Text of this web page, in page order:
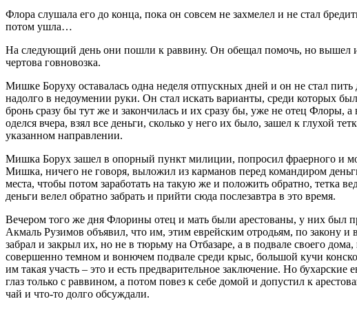
Флора слушала его до конца, пока он совсем не захмелел и не стал
потом ушла…
На следующий день они пошли к раввину. Он обещал помочь, но вышел
чертова говновозка.
Мишке Боруху оставалась одна неделя отпускных дней и он не стал
надолго в недоумении руки. Он стал искать варианты, среди которых
бронь сразу бы тут же и закончилась и их сразу бы, уже не отец Флоры,
оделся вчера, взял все деньги, сколько у него их было, зашел к глухой
указанном направлении.
Мишка Борух зашел в опорный пункт милиции, попросил фраерного и
Мишка, ничего не говоря, выложил из карманов перед командиром
места, чтобы потом заработать на такую же и положить обратно, тетка
деньги велел обратно забрать и прийти сюда послезавтра в это время.
Вечером того же дня Флорины отец и мать были арестованы, у них был
Акмаль Рузимов объявил, что им, этим еврейским отродьям, по закону
забрал и закрыл их, но не в тюрьму на Отбазаре, а в подвале своего
совершенно темном и вонючем подвале среди крыс, большой кучи
им такая участь – это и есть предварительное заключение. Но
глаз только с раввином, а потом повез к себе домой и допустил к
чай и что-то долго обсуждали.